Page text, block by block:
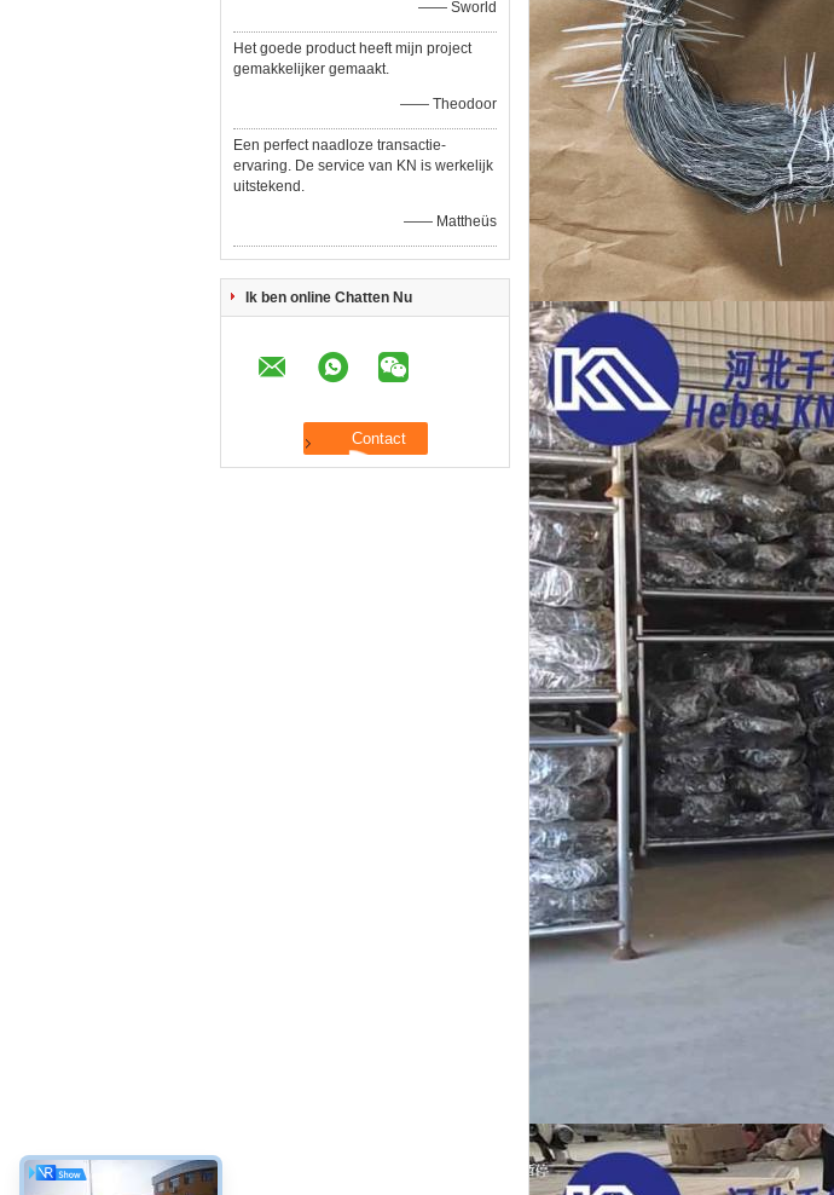
—— Sworld
Het goede product heeft mijn project
gemakkelijker gemaakt.
—— Theodoor
Een perfect naadloze transactie-
ervaring. De service van KN is werkelijk
uitstekend.
—— Mattheüs
Ik ben online Chatten Nu